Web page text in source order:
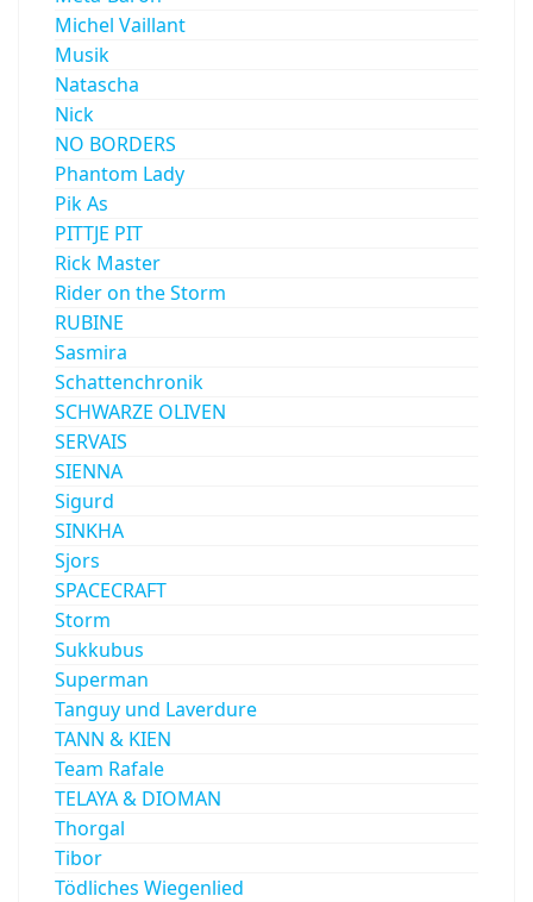
Michel Vaillant
Musik
Natascha
Nick
NO BORDERS
Phantom Lady
Pik As
PITTJE PIT
Rick Master
Rider on the Storm
RUBINE
Sasmira
Schattenchronik
SCHWARZE OLIVEN
SERVAIS
SIENNA
Sigurd
SINKHA
Sjors
SPACECRAFT
Storm
Sukkubus
Superman
Tanguy und Laverdure
TANN & KIEN
Team Rafale
TELAYA & DIOMAN
Thorgal
Tibor
Tödliches Wiegenlied